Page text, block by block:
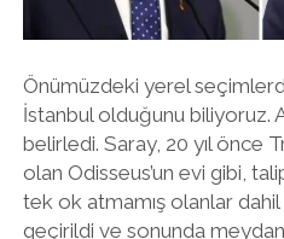
Önümüzdeki yerel
İstanbul olduğunu biliyoruz.
belirledi. Saray, 20 yıl önce
olan Odisseus’un evi gibi,
tek ok atmamış olanlar
geçirildi ve sonunda